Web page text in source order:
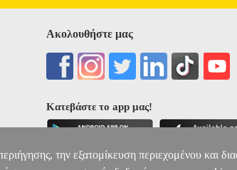
Ακολουθήστε μας
Κατεβάστε το app μας!
την εξατομίκευση περιεχομένου και